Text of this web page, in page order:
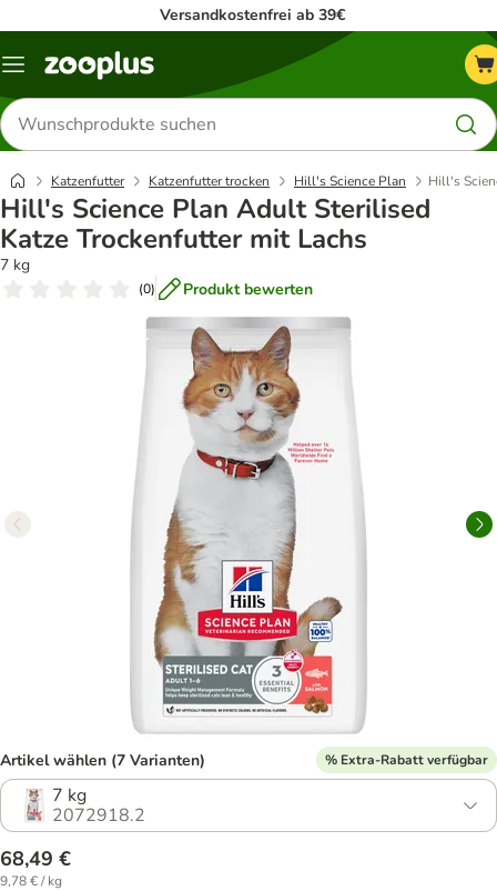
Versandkostenfrei ab 39€
Menü
Produkte
suchen
Katzenfutter Katzenfutter trocken Hill's Science Plan Hill's
Hill's Science Plan Adult Sterilised
Katze Trockenfutter mit Lachs
7 kg
(0) Produkt bewerten
Artikel wählen (7 Varianten) % Extra-Rabatt verfügbar
7 kg
2072918.2
68,49 €
9,78 € / kg